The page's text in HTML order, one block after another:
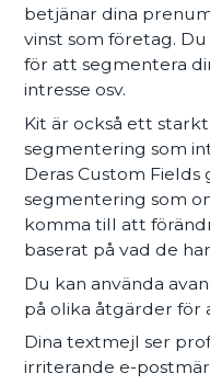
betjänar dina
vinst som företag.
för att segmentera
intresse osv.
Kit är också ett
segmentering som
Deras Custom
segmentering som
komma till att
baserat på vad de
Du kan använda
på olika åtgärder för
Dina textmejl ser
irriterande e-